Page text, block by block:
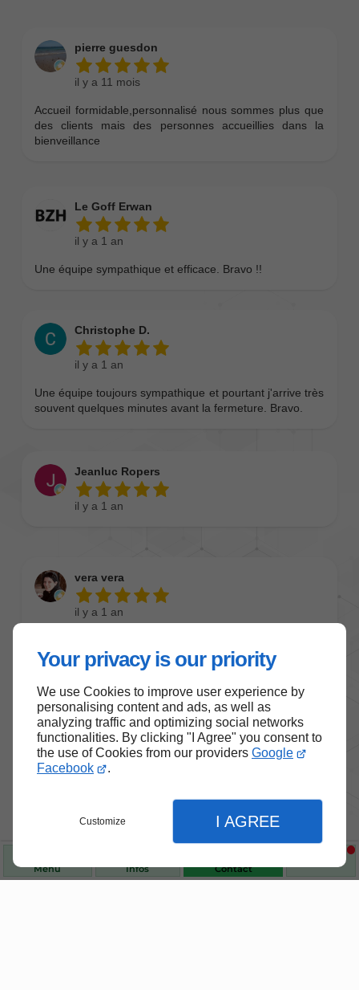
Your privacy is our priority
We use Cookies to improve user experience by
personalising content and ads, as well as
analyzing traffic and optimizing social networks
functionalities. By clicking "I Agree" you consent to
the use of Cookies from our providers Google
Facebook
.
Customize I AGREE
Menu Infos Contact
Nos produits de santé et de
Choisissez des produits fiables pour vous